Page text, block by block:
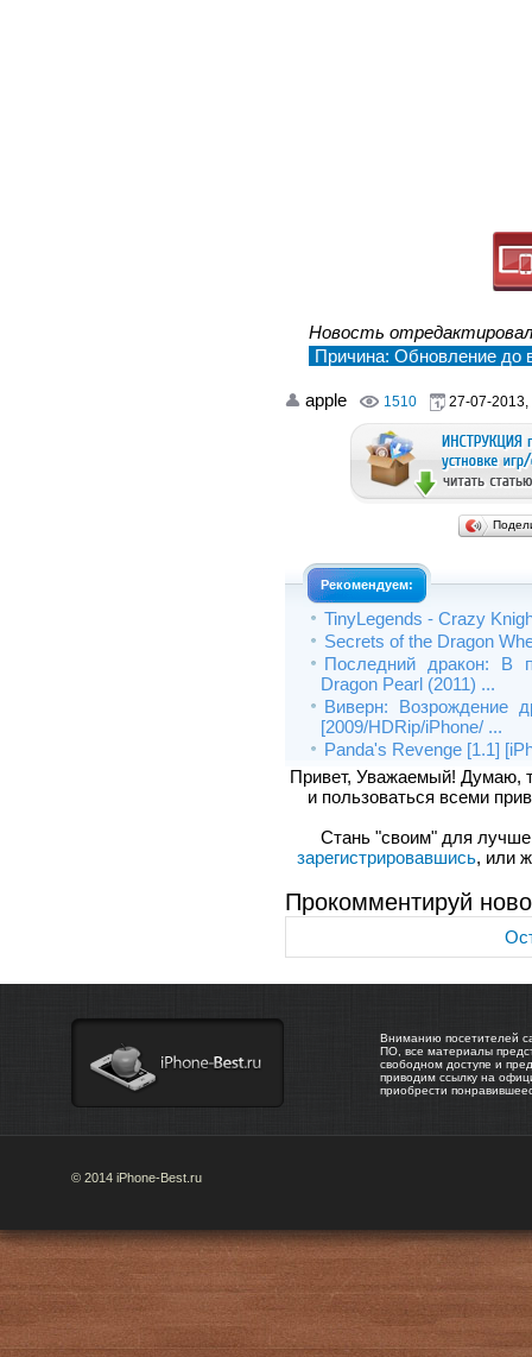
Новость
Причина: Обновление до
apple 1510 27-07-2013,
Рекомендуем:
TinyLegends - Crazy
Secrets of the Dragon
Последний дракон: В
Dragon Pearl (2011) ...
Виверн: Возрождение
[2009/HDRip/iPhone/ ...
Panda's Revenge [1.1]
Привет, Уважаемый! Думаю,
и пользоваться всеми
Стань "своим" для
зарегистрировавшись, или
Прокомментируй
Вниманию посетителей
ПО, все материалы
свободном доступе и
приводим ссылку на
приобрести
© 2014 iPhone-Best.ru